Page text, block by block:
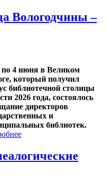
Вологодчины –
4 июня в Великом
который получил
библиотечной столицы
2026 года, состоялось
директоров
и
библиотек.